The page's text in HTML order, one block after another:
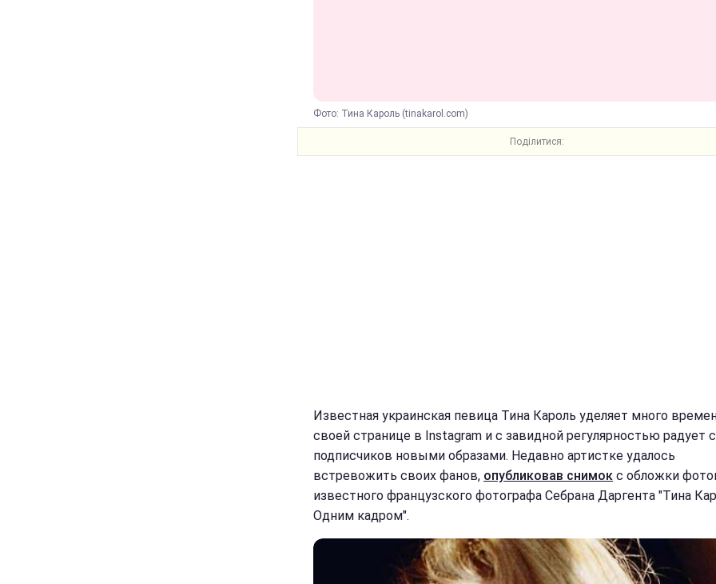
Фото: Тина Кароль (tinakarol.com)
Поділитися:
Известная украинская певица Тина Кароль уделяет много
своей странице в Instagram и с завидной регулярностью радует
подписчиков новыми образами. Недавно артистке удалось
встревожить своих фанов, опубликовав снимок с обложки
известного французского фотографа Себрана Даргента "Тина
Одним кадром".